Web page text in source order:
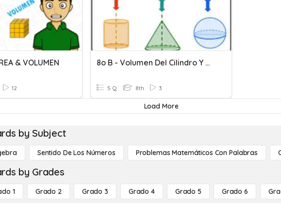
& VOLUMEN
12
8o B - Volumen Del Cilindro Y Volumen Del Prisma
5 Q 8th 3
Load More
by Subject
Sentido De Los Números Problemas Matemáticos Con Palabras
by Grades
1 Grado 2 Grado 3 Grado 4 Grado 5 Grado 6